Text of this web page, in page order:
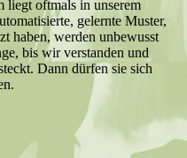
liegt oftmals in unserem
gelernte Muster,
haben, werden unbewusst
bis wir verstanden und
Dann dürfen sie sich